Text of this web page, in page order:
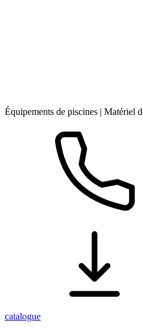
Équipements de piscines | Matériel
catalogue